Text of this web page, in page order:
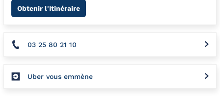
Obtenir l'ItinéraireLink Opens in New Tab
03 25 80 21 10
Uber vous emmène